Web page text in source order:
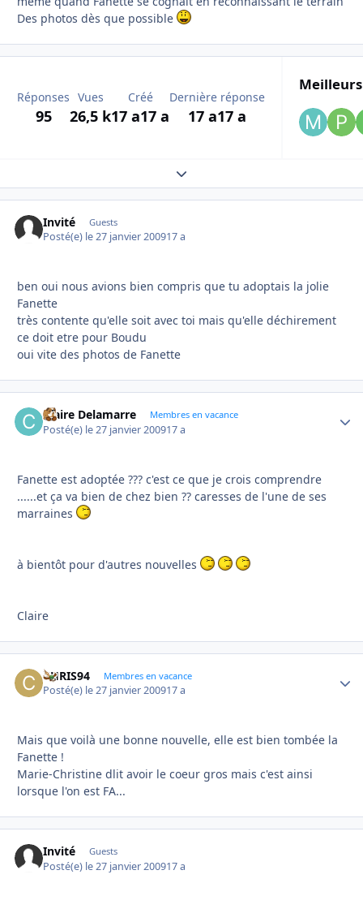
Des photos dès que possible
Réponses
95
Vues
26,5 k
Créé
17 a17 a
Dernière réponse
17 a17 a
Expand topic overview
Invité Guests
Posté(e) le 27 janvier 200917 a
ben oui nous avions bien compris que tu adoptais la jolie
Fanette
très contente qu'elle soit avec toi mais qu'elle déchirement
ce doit etre pour Boudu
oui vite des photos de Fanette
Claire Delamarre Membres en vacance
Posté(e) le 27 janvier 200917 a
Fanette est adoptée ??? c'est ce que je crois comprendre
......et ça va bien de chez bien ?? caresses de l'une de ses
marraines
à bientôt pour d'autres nouvelles
Claire
CHRIS94 Membres en vacance
Posté(e) le 27 janvier 200917 a
Mais que voilà une bonne nouvelle, elle est bien tombée la
Fanette !
Marie-Christine dlit avoir le coeur gros mais c'est ainsi
lorsque l'on est FA...
Invité Guests
Posté(e) le 27 janvier 200917 a